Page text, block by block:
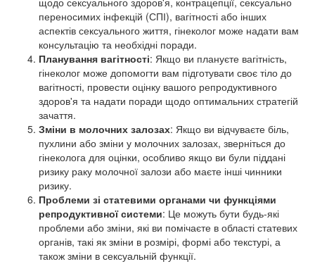
переносимих інфекцій (СПІ), вагітності або інших
аспектів сексуального життя, гінеколог може надати вам
консультацію та необхідні поради.
Планування вагітності: Якщо ви плануєте вагітність,
гінеколог може допомогти вам підготувати своє тіло до
вагітності, провести оцінку вашого репродуктивного
здоров'я та надати поради щодо оптимальних стратегій
зачаття.
Зміни в молочних залозах: Якщо ви відчуваєте біль,
пухлини або зміни у молочних залозах, зверніться до
гінеколога для оцінки, особливо якщо ви були піддані
ризику раку молочної залози або маєте інші чинники
ризику.
Проблеми зі статевими органами чи функціями
репродуктивної системи: Це можуть бути будь-які
проблеми або зміни, які ви помічаєте в області статевих
органів, такі як зміни в розмірі, формі або текстурі, а
також зміни в сексуальній функції.